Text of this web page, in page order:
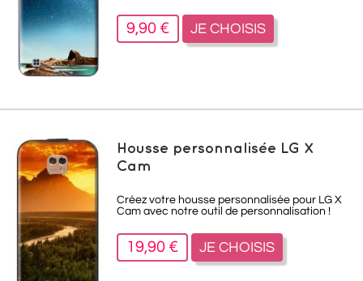
9,90 € JE CHOISIS
Housse personnalisée LG X
Cam
Créez votre housse personnalisée pour LG X
Cam avec notre outil de personnalisation !
19,90 € JE CHOISIS